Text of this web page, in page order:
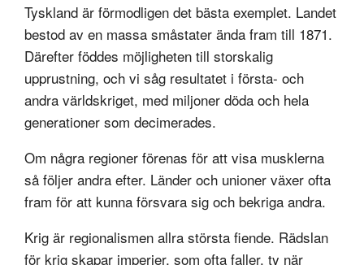
Tyskland är förmodligen det bästa exemplet. Landet
bestod av en massa småstater ända fram till 1871.
Därefter föddes möjligheten till storskalig
upprustning, och vi såg resultatet i första- och
andra världskriget, med miljoner döda och hela
generationer som decimerades.
Om några regioner förenas för att visa musklerna
så följer andra efter. Länder och unioner växer ofta
fram för att kunna försvara sig och bekriga andra.
Krig är regionalismen allra största fiende. Rädslan
för krig skapar imperier, som ofta faller, ty när